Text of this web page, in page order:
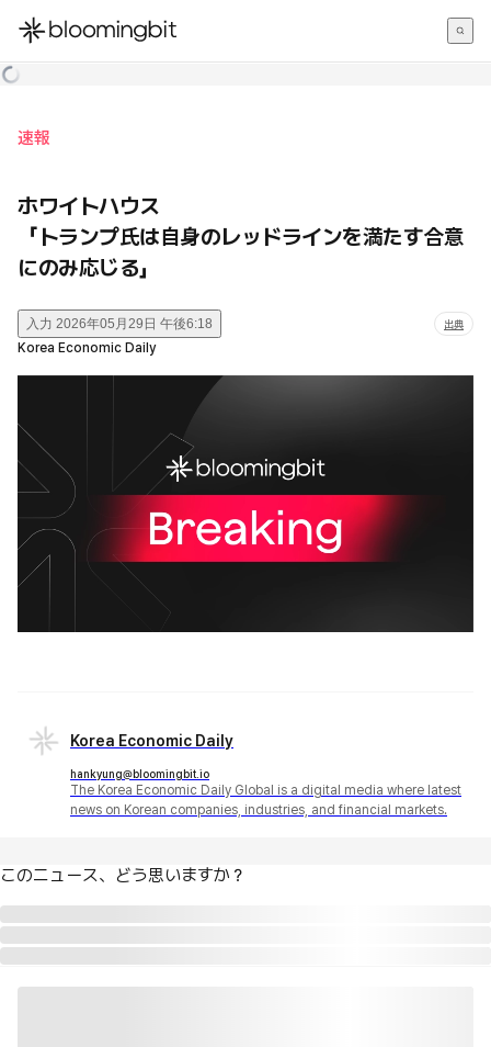
한국어
速報
ホワイトハウス
「トランプ氏は自身のレッドラインを満たす合意
にのみ応じる」
入力 2026年05月29日 午後6:18 出典
Korea Economic Daily
Korea Economic Daily
hankyung@bloomingbit.io
The Korea Economic Daily Global is a digital media where latest
news on Korean companies, industries, and financial markets.
このニュース、どう思いますか？